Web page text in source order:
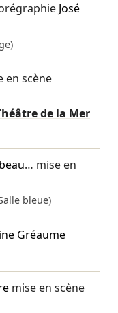
José
en scène
de la Mer
… mise en
bleue)
Gréaume
mise en scène